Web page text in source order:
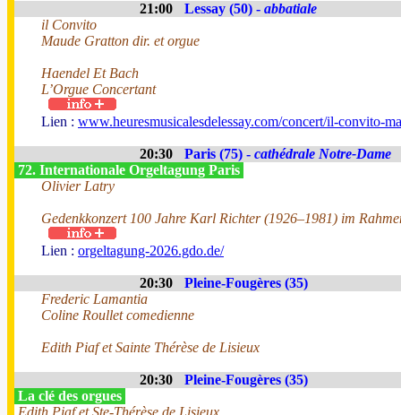
21:00 Lessay (50) - abbatiale
il Convito
Maude Gratton dir. et orgue
Haendel Et Bach
L’Orgue Concertant
Lien : www.heuresmusicalesdelessay.com/concert/il-convito-
20:30 Paris (75) - cathédrale Notre-Dame
72. Internationale Orgeltagung Paris
Olivier Latry
Gedenkkonzert 100 Jahre Karl Richter (1926–1981) im
Lien : orgeltagung-2026.gdo.de/
20:30
Pleine-Fougères (35)
Frederic Lamantia
Coline Roullet comedienne
Edith Piaf et Sainte Thérèse de Lisieux
20:30
Pleine-Fougères (35)
La clé des orgues
Edith Piaf et Ste-Thérèse de Lisieux